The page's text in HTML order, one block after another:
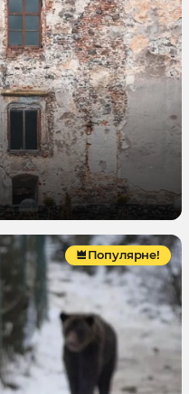
Популярне!